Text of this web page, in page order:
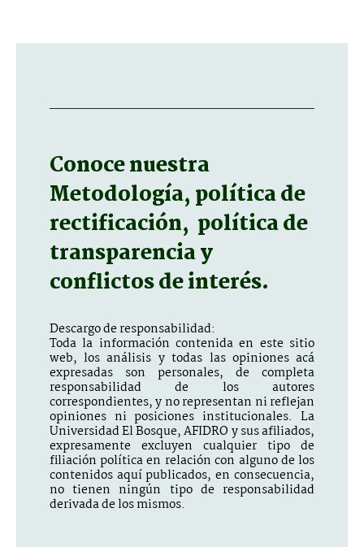
Conoce nuestra
Metodología, política de
rectificación, política de
transparencia y
conflictos de interés.
Descargo de responsabilidad:
Toda la información contenida en este sitio
web, los análisis y todas las opiniones acá
expresadas son personales, de completa
responsabilidad de los autores
correspondientes, y no representan ni reflejan
opiniones ni posiciones institucionales. La
Universidad El Bosque, AFIDRO y sus afiliados,
expresamente excluyen cualquier tipo de
filiación política en relación con alguno de los
contenidos aquí publicados, en consecuencia,
no tienen ningún tipo de responsabilidad
derivada de los mismos.